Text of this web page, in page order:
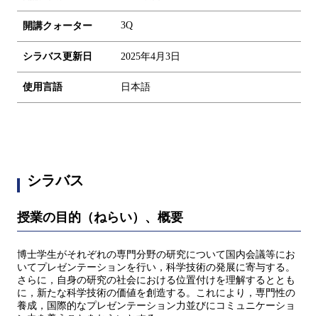
開講クォーター 3Q
シラバス更新日 2025年4月3日
使用言語 日本語
シラバス
授業の目的（ねらい）、概要
博士学生がそれぞれの専門分野の研究について国内会議等にお
いてプレゼンテーションを行い，科学技術の発展に寄与する。
さらに，自身の研究の社会における位置付けを理解するととも
に，新たな科学技術の価値を創造する。これにより，専門性の
養成，国際的なプレゼンテーション力並びにコミュニケーショ